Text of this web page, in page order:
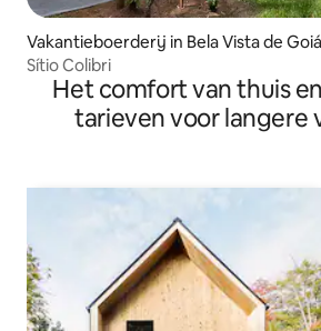
Vakantieboerderij in Bela Vista de
Sítio Colibri
Het comfort van thuis
tarieven voor langere